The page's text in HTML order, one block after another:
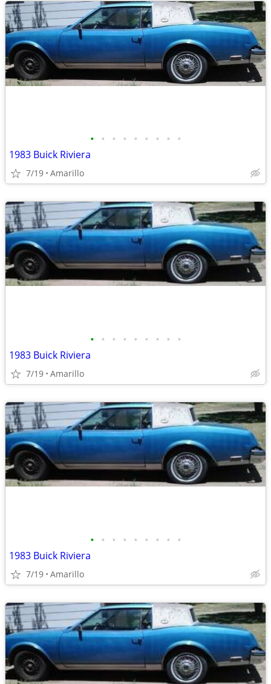
• • • • • • • • •
1983 Buick Riviera
7/19 Amarillo
• • • • • • • • •
1983 Buick Riviera
7/19 Amarillo
• • • • • • • • •
1983 Buick Riviera
7/19 Amarillo